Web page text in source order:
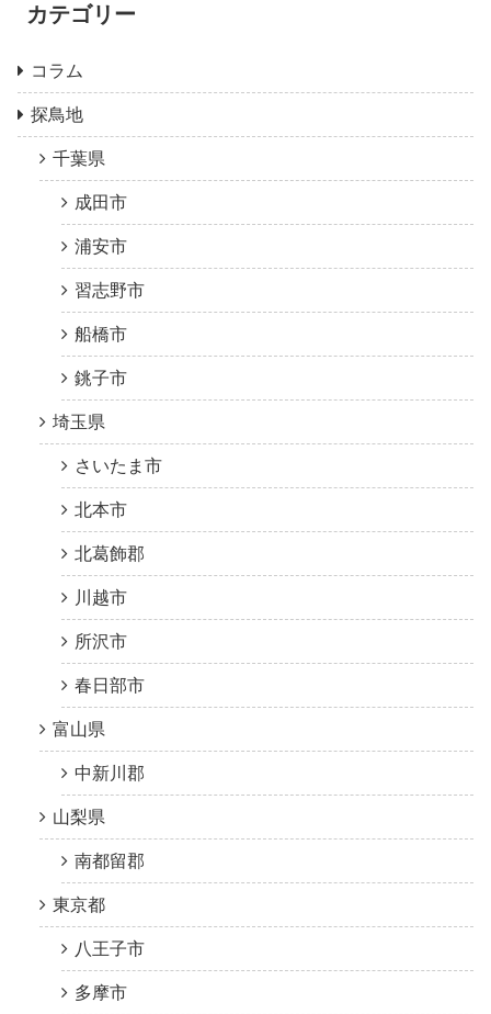
カテゴリー
コラム
探鳥地
千葉県
成田市
浦安市
習志野市
船橋市
銚子市
埼玉県
さいたま市
北本市
北葛飾郡
川越市
所沢市
春日部市
富山県
中新川郡
山梨県
南都留郡
東京都
八王子市
多摩市